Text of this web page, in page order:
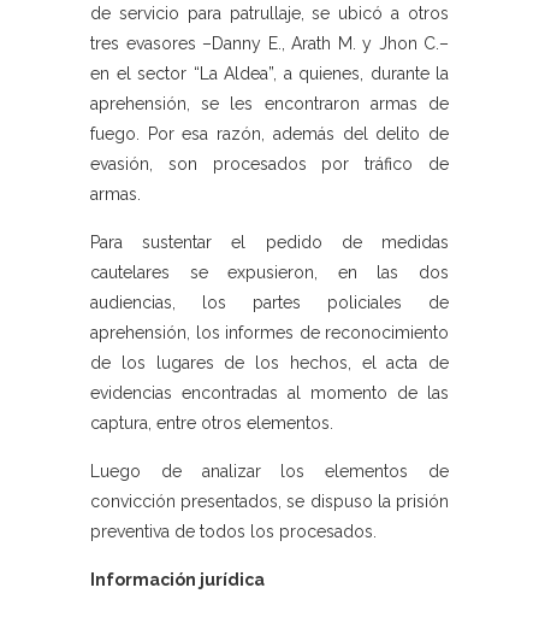
de servicio para patrullaje, se ubicó a otros
tres evasores –Danny E., Arath M. y Jhon C.–
en el sector “La Aldea”, a quienes, durante la
aprehensión, se les encontraron armas de
fuego. Por esa razón, además del delito de
evasión, son procesados por tráfico de
armas.
Para sustentar el pedido de medidas
cautelares se expusieron, en las dos
audiencias, los partes policiales de
aprehensión, los informes de reconocimiento
de los lugares de los hechos, el acta de
evidencias encontradas al momento de las
captura, entre otros elementos.
Luego de analizar los elementos de
convicción presentados, se dispuso la prisión
preventiva de todos los procesados.
Información jurídica